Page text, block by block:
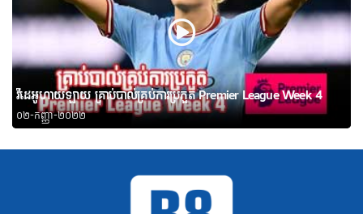
វីដេអូហាយឡាយ គ្រាប់បាល់គ្រប់ការប្រកួត Premier League Week 4
០២-កញ្ញា-២០២២